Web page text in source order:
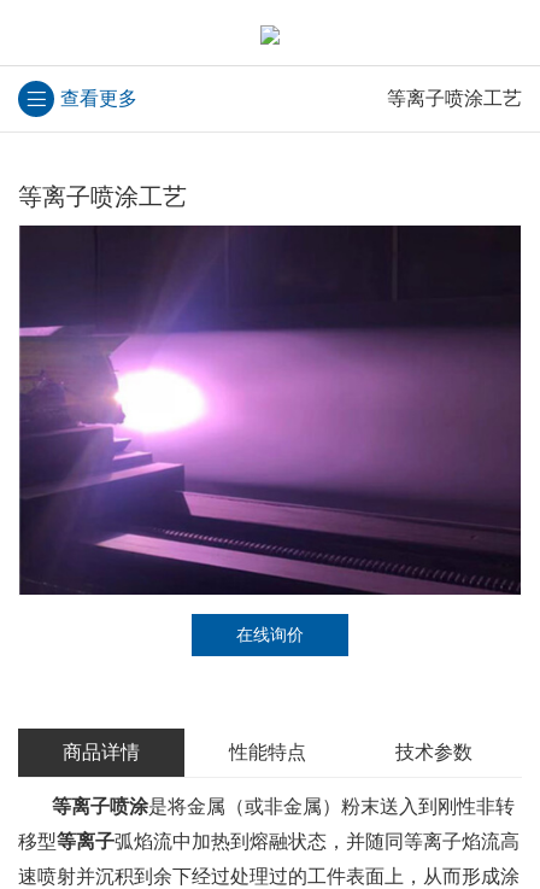
查看更多 等离子喷涂工艺
等离子喷涂工艺
在线询价
商品详情 性能特点 技术参数
等离子喷涂是将金属（或非金属）粉末送入到刚性非转
移型等离子弧焰流中加热到熔融状态，并随同等离子焰流高
速喷射并沉积到余下经过处理过的工件表面上，从而形成涂